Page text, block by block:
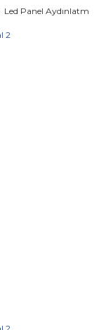
Led Panel Aydınlatma